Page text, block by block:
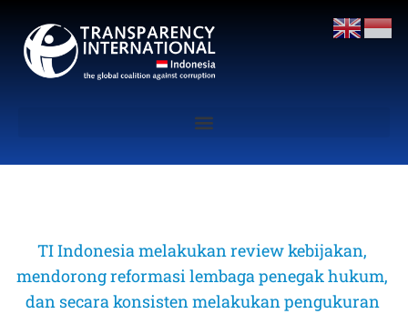
TI Indonesia melakukan review kebijakan,
mendorong reformasi lembaga penegak hukum,
dan secara konsisten melakukan pengukuran